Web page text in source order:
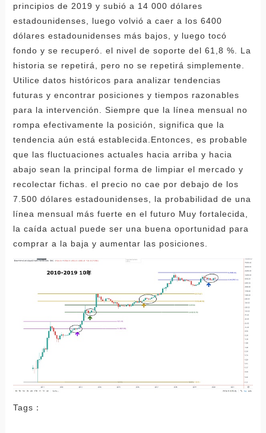
principios de 2019 y subió a 14 000 dólares
estadounidenses, luego volvió a caer a los 6400
dólares estadounidenses más bajos, y luego tocó
fondo y se recuperó. el nivel de soporte del 61,8 %. La
historia se repetirá, pero no se repetirá simplemente.
Utilice datos históricos para analizar tendencias
futuras y encontrar posiciones y tiempos razonables
para la intervención. Siempre que la línea mensual no
rompa efectivamente la posición, significa que la
tendencia aún está establecida.Entonces, es probable
que las fluctuaciones actuales hacia arriba y hacia
abajo sean la principal forma de limpiar el mercado y
recolectar fichas. el precio no cae por debajo de los
7.500 dólares estadounidenses, la probabilidad de una
línea mensual más fuerte en el futuro Muy fortalecida,
la caída actual puede ser una buena oportunidad para
comprar a la baja y aumentar las posiciones.
Tags：